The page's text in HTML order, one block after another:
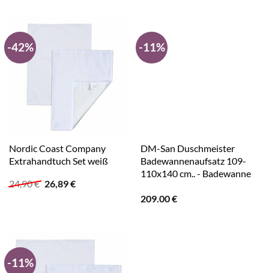
-42%
Nordic Coast Company
Extrahandtuch Set weiß
24,90€ Ursprünglicher
Preis
26,89€Aktueller
-11%
DM-San Duschmeister
Badewannenaufsatz 109-
110x140 cm.. - Badewanne
209.00€
-11%